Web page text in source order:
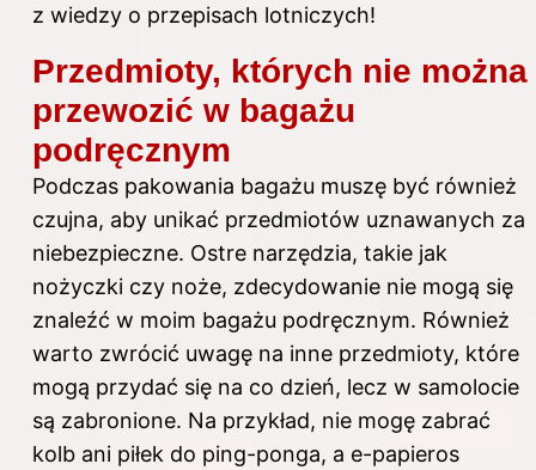
z wiedzy o przepisach lotniczych!
Przedmioty, których nie można
przewozić w bagażu
podręcznym
Podczas pakowania bagażu muszę być również
czujna, aby unikać przedmiotów uznawanych za
niebezpieczne. Ostre narzędzia, takie jak
nożyczki czy noże, zdecydowanie nie mogą się
znaleźć w moim bagażu podręcznym. Również
warto zwrócić uwagę na inne przedmioty, które
mogą przydać się na co dzień, lecz w samolocie
są zabronione. Na przykład, nie mogę zabrać
kolb ani piłek do ping-ponga, a e-papieros